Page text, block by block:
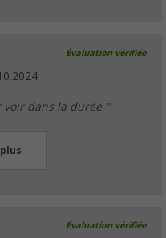
Évaluation vérifiée
voir dans la durée "
Évaluation vérifiée